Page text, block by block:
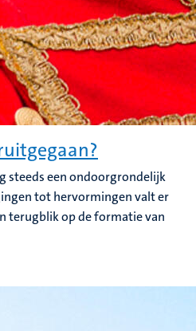
steeds een ondoorgrondelijk
tot hervormingen valt er
terugblik op de formatie van